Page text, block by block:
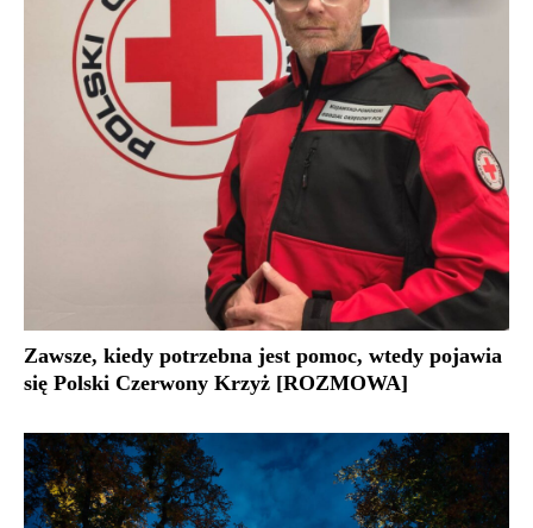
Zawsze, kiedy potrzebna jest pomoc, wtedy pojawia
się Polski Czerwony Krzyż [ROZMOWA]